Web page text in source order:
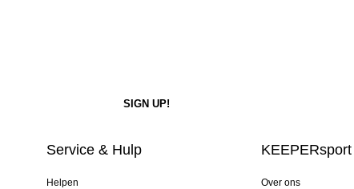
Service & Hulp
Helpen
KEEPERsport
Over ons